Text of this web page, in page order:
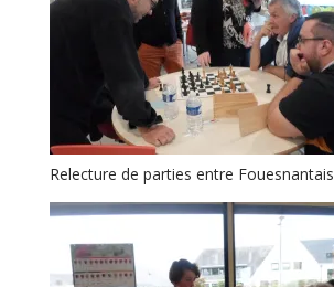
Relecture de parties entre Fouesnantais